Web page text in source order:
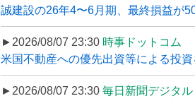
誠建設の26年4〜6月期、最終損益が
►2026/08/07 23:30 時事ドットコム
米国不動産への優先出資等による投資
►2026/08/07 23:30 毎日新聞デジタル